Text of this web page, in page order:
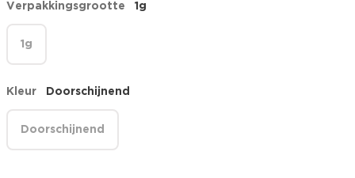
Verpakkingsgrootte 1g
1g
Kleur Doorschijnend
Doorschijnend